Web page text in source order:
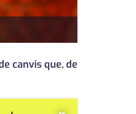
canvis que, de